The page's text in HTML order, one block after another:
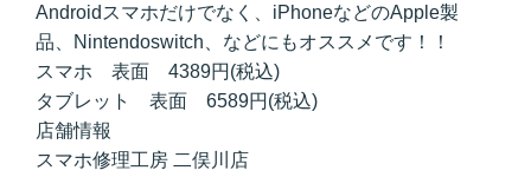
Androidスマホだけでなく、iPhoneなどのApple製
品、Nintendoswitch、などにもオススメです！！
スマホ 表面 4389円(税込)
タブレット 表面 6589円(税込)
店舗情報
スマホ修理工房 二俣川店